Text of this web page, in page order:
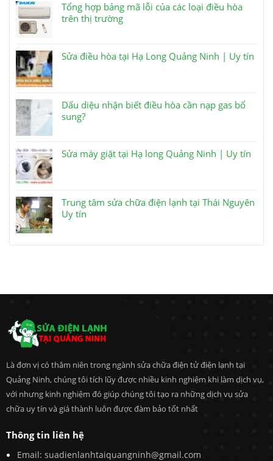
Tổng hợp bảng mã lỗi của các loại điều hòa
trên thị trường
Sửa điều hòa tại Hạ Long Quảng Ninh | Uy tín
Dấu diệu nhận biết điều hòa cần nạp gas bổ
sung?
Sửa máy giặt tại Hạ long Quảng Ninh | Uy tín
Trung tâm sửa chữa điện lạnh tại Thái Nguyên
Uy tín
Là đơn vị có thâm niên trong ngành sửa chữa điện tử điện lạnh tại
Quảng Ninh, chúng tôi tích lũy được nhiều kinh nghiệm khi làm dịch vụ,
với nhưng kinh nghiệm đó giúp chúng tôi tạo ra những dịch vụ sửa
chữa uy tín và giá thành luôn được đàm bảo tốt nhất
Thông tin liên hệ
Email: suadienlanhtaiquangninh@gmail.com